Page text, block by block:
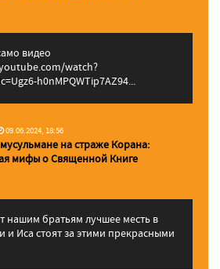
видео
watch?
h0nMPQWTip7AZ94...
09.06.2024, 18:56
на страже Корана:
мифы о Священной Книге
нашим братьям лучшее месть в
и Иса стоят за этими прекрасными